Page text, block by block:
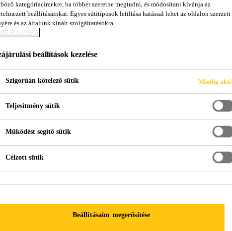
anyagok
Sikaflex® PRO-3
Padlóburkolatok egykomponensű, nagyteljesítményű
Megengedett teljes deformáció ±35% (ASTM C 719)
Jó vegyi ellenálló képesség és mechanikai
kategóriacímekre, ha többet szeretne megtudni, és módosítani kívánja az
beállításainkat. Egyes sütitípusok letiltása hatással lehet az oldalon szerzett
és az általunk kínált szolgáltatásokra.
POLITIKA
beállítások kezelése
Szigorúan kötelező sütik Mindig
Teljesítmény sütik
Működést segítő sütik
Célzott sütik
Beállításaim megerősítése